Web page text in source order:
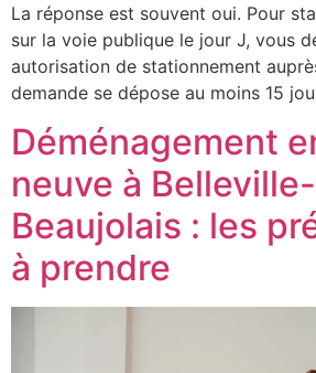
La réponse est souvent oui. Pour
sur la voie publique le jour J, vous
autorisation de stationnement
demande se dépose au moins 15
Déménagement
neuve à
Beaujolais : les
à prendre